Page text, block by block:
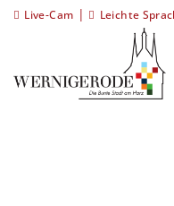
Live-Cam | Leichte